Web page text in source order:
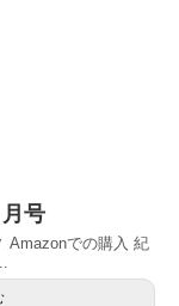
号
Amazonでの購入 紀